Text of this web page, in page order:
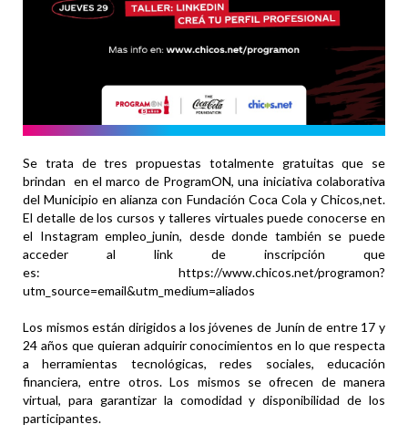
Se trata de tres propuestas totalmente gratuitas que se
brindan en el marco de ProgramON, una iniciativa colaborativa
del Municipio en alianza con Fundación Coca Cola y Chicos,net.
El detalle de los cursos y talleres virtuales puede conocerse en
el Instagram empleo_junin, desde donde también se puede
acceder al link de inscripción que
es: https://www.chicos.net/programon?
utm_source=email&utm_medium=aliados
Los mismos están dirigidos a los jóvenes de Junín de entre 17 y
24 años que quieran adquirir conocimientos en lo que respecta
a herramientas tecnológicas, redes sociales, educación
financiera, entre otros. Los mismos se ofrecen de manera
virtual, para garantizar la comodidad y disponibilidad de los
participantes.